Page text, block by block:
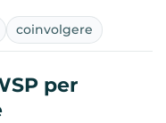
coinvolgere
per